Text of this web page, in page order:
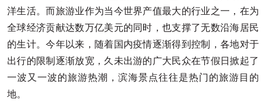
洋生活。而旅游业作为当今世界产值最大的行业之一，在为
全球经济贡献达数万亿美元的同时，也支撑了无数沿海居民
的生计。今年以来，随着国内疫情逐渐得到控制，各地对于
出行的限制逐渐放宽，久未出游的广大民众在节假日掀起了
一波又一波的旅游热潮，滨海景点往往是热门的旅游目的
地。